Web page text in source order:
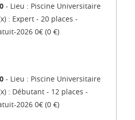
Lieu : Piscine Universitaire
: Expert
20 places
2026 0€ (0 €)
Lieu : Piscine Universitaire
: Débutant
12 places
2026 0€ (0 €)